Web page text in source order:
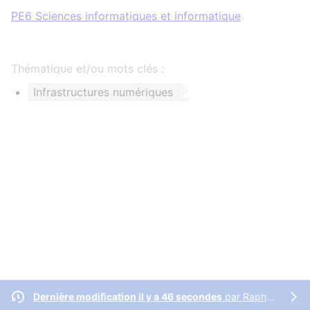
PE6 Sciences informatiques et informatique
Thématique et/ou mots clés :
Infrastructures numériques
Dernière modification il y a 46 secondes par Raphaël